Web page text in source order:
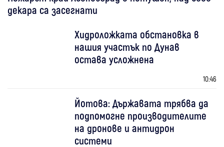
декара са засегнати
Хидроложката обстановка в
нашия участък по Дунав
остава усложнена
10:46
Йотова: Държавата трябва да
подпомогне производителите
на дронове и антидрон
системи